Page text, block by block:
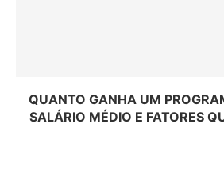
QUANTO GANHA UM
SALÁRIO MÉDIO E FATORES